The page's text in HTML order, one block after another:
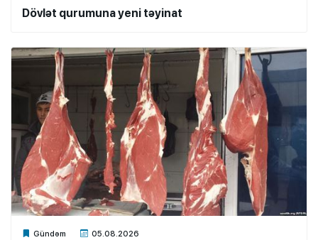
Dövlət qurumuna yeni təyinat
Gündəm 05.08.2026
Xalq.Online